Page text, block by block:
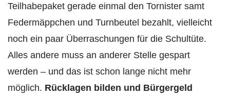
Teilhabepaket gerade einmal den Tornister samt
Federmäppchen und Turnbeutel bezahlt, vielleicht
noch ein paar Überraschungen für die Schultüte.
Alles andere muss an anderer Stelle gespart
werden – und das ist schon lange nicht mehr
möglich. Rücklagen bilden und Bürgergeld